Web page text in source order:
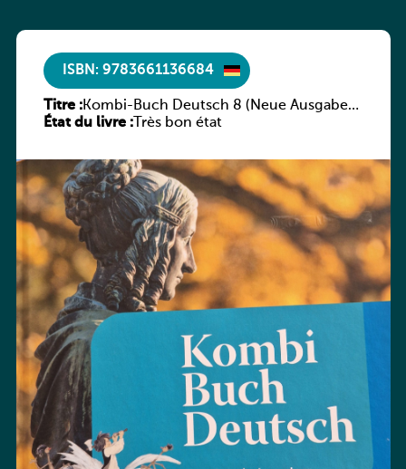
ISBN: 9783661136684
Titre :Kombi-Buch Deutsch 8 (Neue Ausgabe
Luxemburg)
État du livre :Très bon état